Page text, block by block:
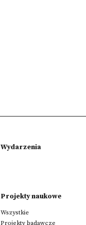
Wydarzenia
Projekty naukowe
Wszystkie
Projekty badawcze